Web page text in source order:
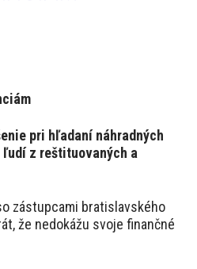
pri hľadaní náhradných
ľudí z reštituovaných a
zástupcami bratislavského
že nedokážu svoje finančné